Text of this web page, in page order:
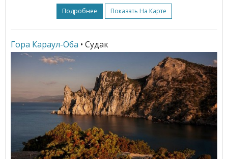
Подробнее Показать На Карте
Гора Караул-Оба • Судак